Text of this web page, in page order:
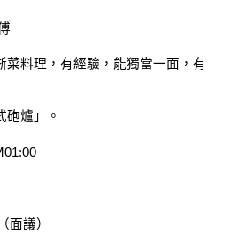
菜料理，有經驗，能獨當一面，有
砲爐」。
面議）